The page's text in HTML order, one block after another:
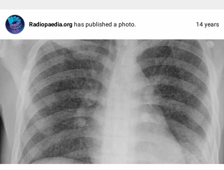
Radiopaedia.org has published a photo. 14 years